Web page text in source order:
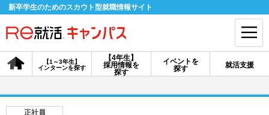
新卒学生のためのスカウト型就職情報サイト
【4年生】
採用情報を
探す
【1～3年生】
インターンを探す
イベントを
探す
就活支援
会員登録 ログイン
正社員